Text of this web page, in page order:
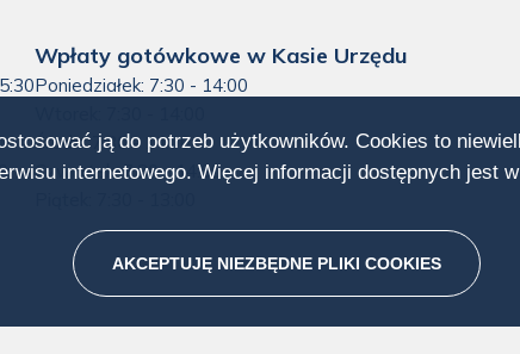
Wpłaty gotówkowe w Kasie Urzędu
Poniedziałek: 7:30 - 14:00
Środa: 7:30 - 14:00
Czwartek: 7:30 - 14:00
ją do potrzeb użytkowników. Cookies to
internetowego. Więcej informacji dostępnych jest
AKCEPTUJĘ NIEZBĘDNE PLIKI COOKIES